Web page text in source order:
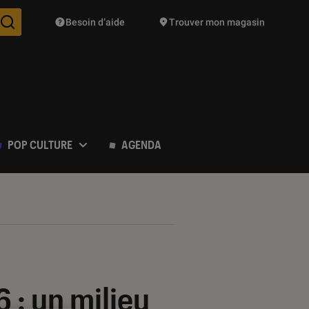
Des suggestions de produits vont vous être proposées
Besoin d’aide Trouver mon magasin
POP CULTURE AGENDA
: un milieu